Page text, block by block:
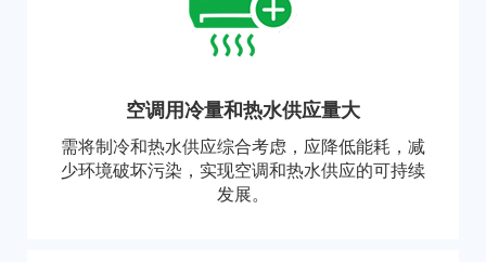
空调用冷量和热水供应量大
需将制冷和热水供应综合考虑，应降低能耗，减
少环境破坏污染，实现空调和热水供应的可持续
发展。